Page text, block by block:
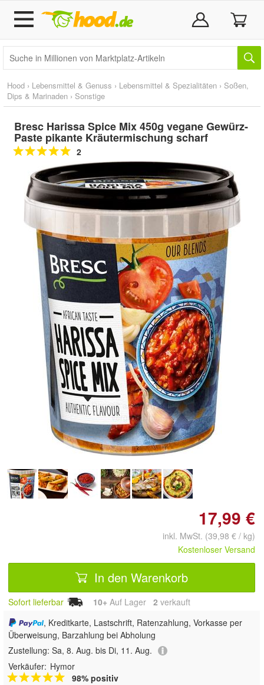
Hood › Lebensmittel & Genuss › Lebensmittel & Spezialitäten › Soßen,
Dips & Marinaden › Sonstige
Bresc Harissa Spice Mix 450g vegane Gewürz-
Paste pikante Kräutermischung scharf
2
Doppelt antippen zum
vergrößern
17,99 €
inkl. MwSt. (39,98 € / kg)
Kostenloser Versand
In den Warenkorb
Sofort lieferbar 10+ Auf Lager 2 verkauft
, Kreditkarte, Lastschrift, Ratenzahlung, Vorkasse per
Überweisung, Barzahlung bei Abholung
Zustellung: Sa, 8. Aug. bis Di, 11. Aug.
Verkäufer: Hymor
98% positiv